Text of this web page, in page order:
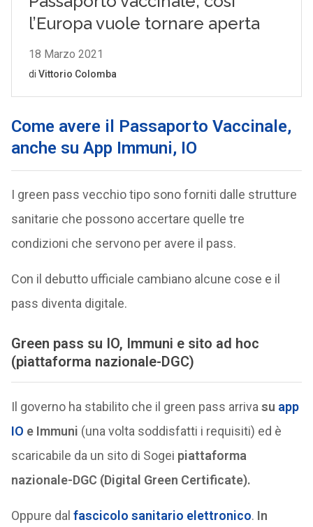
Come avere il Passaporto Vaccinale,
anche su App Immuni, IO
I green pass vecchio tipo sono forniti dalle strutture
sanitarie che possono accertare quelle tre
condizioni che servono per avere il pass.
Con il debutto ufficiale cambiano alcune cose e il
pass diventa digitale.
Green pass su IO, Immuni e sito ad hoc
(piattaforma nazionale-DGC)
Il governo ha stabilito che il green pass arriva su app
IO e Immuni (una volta soddisfatti i requisiti) ed è
scaricabile da un sito di Sogei piattaforma
nazionale-DGC (Digital Green Certificate).
Oppure dal fascicolo sanitario elettronico. In